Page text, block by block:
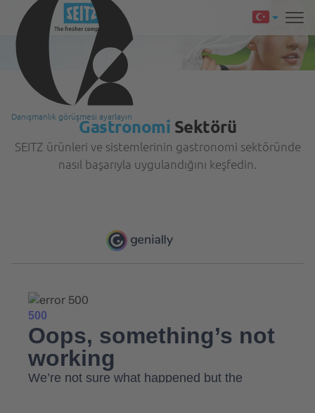
Danışmanlık görüşmesi ayarlayın
Gastronomi Sektörü
SEITZ ürünleri ve sistemlerinin gastronomi sektöründe
nasıl başarıyla uygulandığını keşfedin.